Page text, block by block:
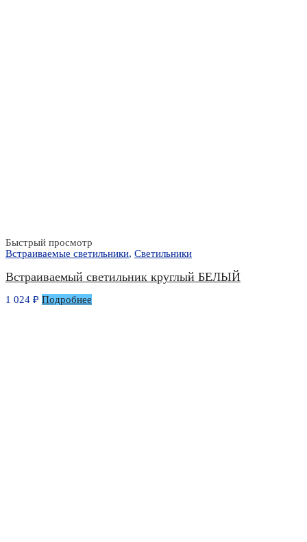
Быстрый просмотр
Встраиваемые светильники, Светильники
Встраиваемый светильник круглый БЕЛЫЙ
1 024 ₽ Подробнее